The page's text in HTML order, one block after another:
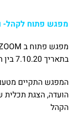
מפגש פתוח לקהל-
בתאריך 7.10.20 בין השעות: 20:30-22:00
המפגש התקיים
הועדה, הצגת תכלית
הקהל